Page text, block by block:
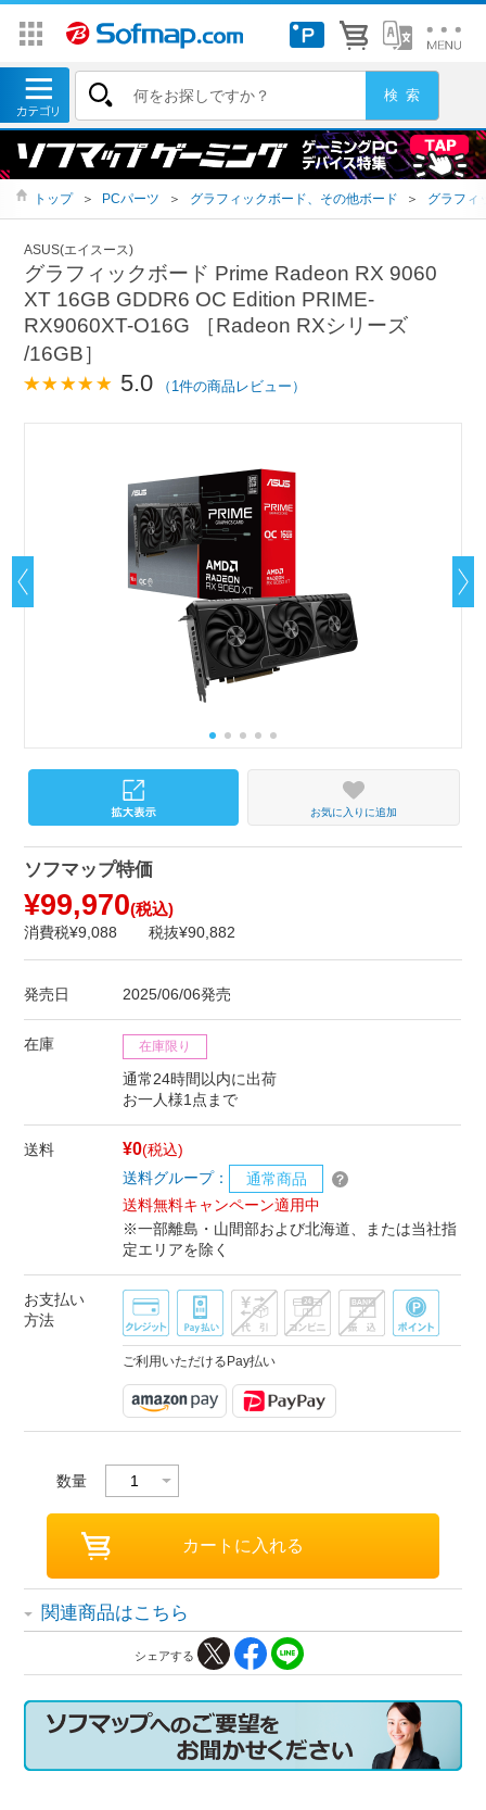
トップ ＞ PCパーツ ＞ グラフィックボード、その他ボード ＞ グラフィ
ASUS(エイスース)
グラフィックボード Prime Radeon RX 9060
XT 16GB GDDR6 OC Edition PRIME-
RX9060XT-O16G ［Radeon RXシリーズ
/16GB］
5.0 （1件の商品レビュー）
お気に入りに追加
ソフマップ特価
¥99,970(税込)
消費税¥9,088 税抜¥90,882
発売日 2025/06/06発売
在庫 在庫限り
通常24時間以内に出荷
お一人様1点まで
送料 ¥0(税込)
送料グループ：
通常商品
送料無料キャンペーン適用中
※一部離島・山間部および北海道、または当社指
定エリアを除く
お支払い
方法
ご利用いただけるPay払い
数量
関連商品はこちら
シェアする